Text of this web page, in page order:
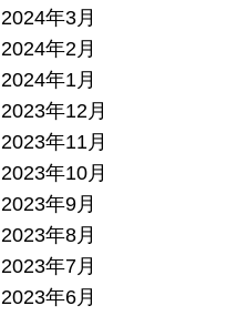
2024年3月
2024年2月
2024年1月
2023年12月
2023年11月
2023年10月
2023年9月
2023年8月
2023年7月
2023年6月